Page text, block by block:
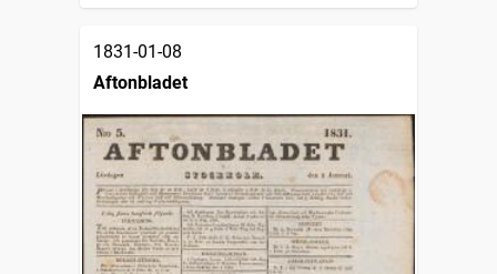
1831-01-08
Aftonbladet